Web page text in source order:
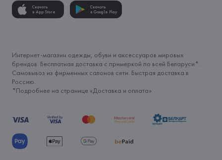
Скачать
в App Store
Скачать
в Google Play
Интернет-магазин одежды, обуви и аксессуаров мировых
брендов. Бесплатная доставка с примеркой по всей Беларуси*.
Самовывоз из фирменных салонов сети. Быстрая доставка в
Россию.
*Подробнее на странице «Доставка и оплата»